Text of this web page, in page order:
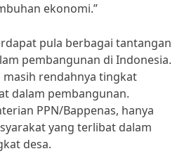
ekonomi.”
pula berbagai tantangan
pembangunan di Indonesia.
masih rendahnya tingkat
dalam pembangunan.
PPN/Bappenas, hanya
yang terlibat dalam
desa.